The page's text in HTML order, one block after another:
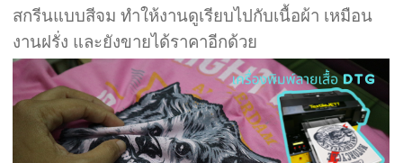
สกรีนแบบสีจม ทำให้งานดูเรียบไปกับเนื้อผ้า เหมือน
งานฝรั่ง และยังขายได้ราคาอีกด้วย